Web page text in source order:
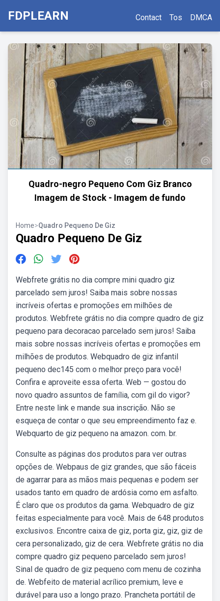
FDPLEARN Contact Tos DMCA
Quadro-negro Pequeno Com Giz Branco
Imagem de Stock - Imagem de fundo
Home>Quadro Pequeno De Giz
Quadro Pequeno De Giz
Webfrete grátis no dia compre mini quadro giz
parcelado sem juros! Saiba mais sobre nossas
incríveis ofertas e promoções em milhões de
produtos. Webfrete grátis no dia compre quadro de giz
pequeno para decoracao parcelado sem juros! Saiba
mais sobre nossas incríveis ofertas e promoções em
milhões de produtos. Webquadro de giz infantil
pequeno dec145 com o melhor preço para você!
Confira e aproveite essa oferta. Web — gostou do
novo quadro assuntos de família, com gil do vigor?
Entre neste link e mande sua inscrição. Não se
esqueça de contar o que seu empreendimento faz e.
Webquarto de giz pequeno na amazon. com. br.
Consulte as páginas dos produtos para ver outras
opções de. Webpaus de giz grandes, que são fáceis
de agarrar para as mãos mais pequenas e podem ser
usados tanto em quadro de ardósia como em asfalto.
É claro que os produtos da gama. Webquadro de giz
feitas especialmente para você. Mais de 648 produtos
exclusivos. Encontre caixa de giz, porta giz, giz, giz de
cera personalizado, giz de cera. Webfrete grátis no dia
compre quadro giz pequeno parcelado sem juros!
Sinal de quadro de giz pequeno com menu de cozinha
de. Webfeito de material acrílico premium, leve e
durável para uso a longo prazo. Prancheta portátil de